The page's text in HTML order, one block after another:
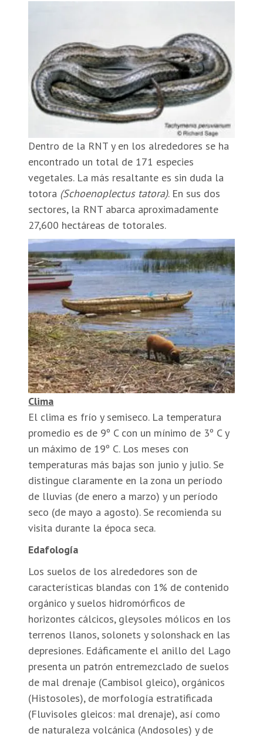
Dentro de la RNT y en los alrededores se ha
encontrado un total de 171 especies
vegetales. La más resaltante es sin duda la
totora (Schoenoplectus tatora). En sus dos
sectores, la RNT abarca aproximadamente
27,600 hectáreas de totorales.
Clima
El clima es frío y semiseco. La temperatura
promedio es de 9º C con un mínimo de 3º C y
un máximo de 19º C. Los meses con
temperaturas más bajas son junio y julio. Se
distingue claramente en la zona un período
de lluvias (de enero a marzo) y un período
seco (de mayo a agosto). Se recomienda su
visita durante la época seca.
Edafología
Los suelos de los alrededores son de
características blandas con 1% de contenido
orgánico y suelos hidromórficos de
horizontes cálcicos, gleysoles mólicos en los
terrenos llanos, solonets y solonshack en las
depresiones. Edáficamente el anillo del Lago
presenta un patrón entremezclado de suelos
de mal drenaje (Cambisol gleico), orgánicos
(Histosoles), de morfología estratificada
(Fluvisoles gleicos: mal drenaje), así como
de naturaleza volcánica (Andosoles) y de